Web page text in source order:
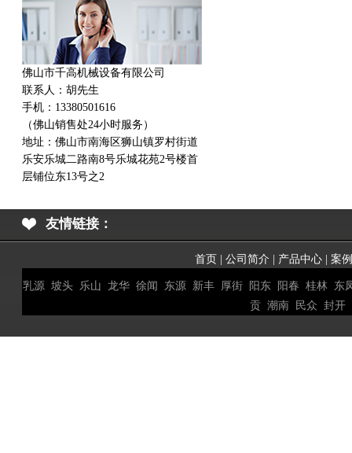
佛山市千高机械设备有限公司
联系人：胡先生
手机：13380501616
（佛山销售处24小时服务）
地址： 佛山市南海区狮山镇罗村街道
乐安乐城二路南8号乐城花苑2号楼首
层铺位东13号之2
友情链接：
首页| 公司简介 | 产品中心| 案
乳源 坡头 乐山 龙华 徐闻 东源 新丰 厚街 阳东 阳春 桂林
东
贡 潮南 民众 封开